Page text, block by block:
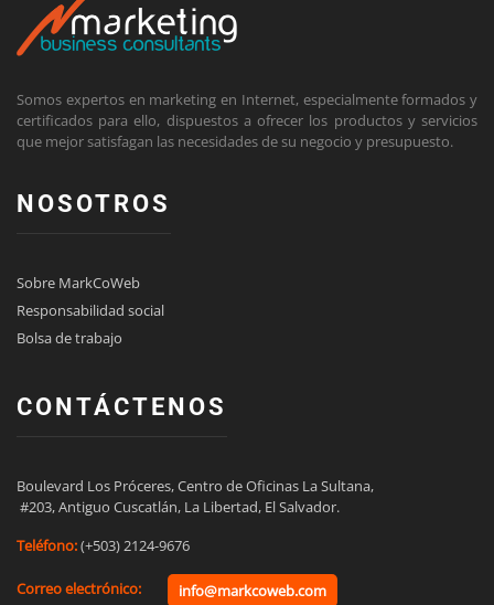
Somos expertos en marketing en Internet, especialmente formados y
certificados para ello, dispuestos a ofrecer los productos y servicios
que mejor satisfagan las necesidades de su negocio y presupuesto.
NOSOTROS
Sobre MarkCoWeb
Responsabilidad social
Bolsa de trabajo
CONTÁCTENOS
Boulevard Los Próceres, Centro de Oficinas La Sultana,
#203, Antiguo Cuscatlán, La Libertad, El Salvador.
Teléfono:(+503) 2124-9676
Correo electrónico: info@markcoweb.com